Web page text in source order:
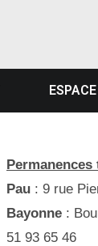
Pau : 9 rue
Bayonne :
51 93 65 46